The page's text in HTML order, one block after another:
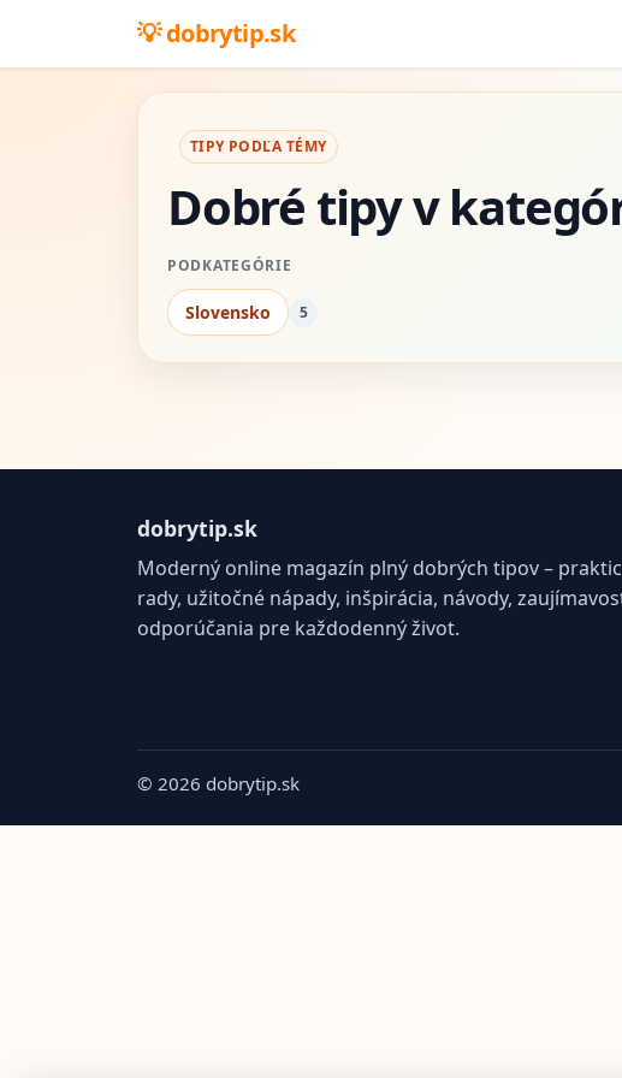
dobrytip.sk
TIPY PODĽA TÉMY
Dobré tipy v
PODKATEGÓRIE
Slovensko 5
dobrytip.sk
Moderný online magazín plný dobrých tipov –
rady, užitočné nápady, inšpirácia, návody,
odporúčania pre každodenný život.
© 2026 dobrytip.sk